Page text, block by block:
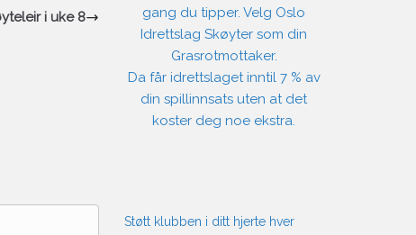
i uke 8
gang du tipper. Velg Oslo
Idrettslag Skøyter som din
Grasrotmottaker.
Da får idrettslaget inntil 7 % av
din spillinnsats uten at det
koster deg noe ekstra.
Støtt klubben i ditt hjerte hver